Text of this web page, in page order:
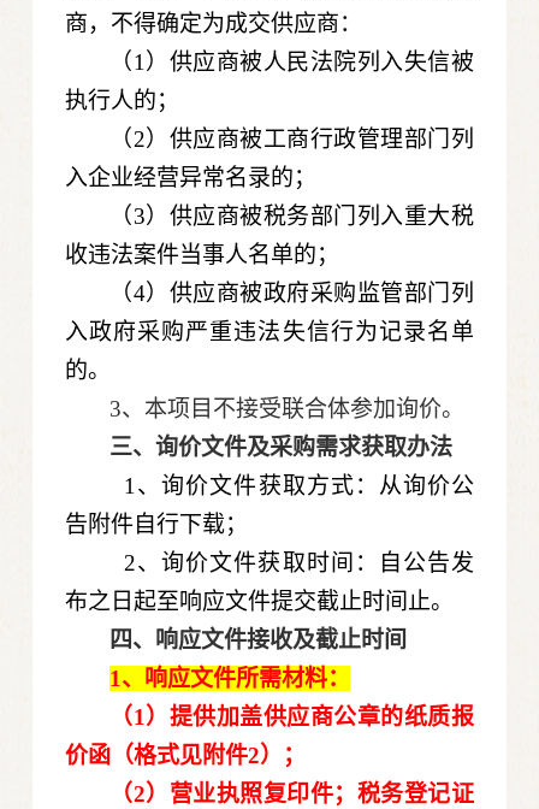
商，不得确定为成交供应商：
（1）供应商被人民法院列入失信被
执行人的；
（2）供应商被工商行政管理部门列
入企业经营异常名录的；
（3）供应商被税务部门列入重大税
收违法案件当事人名单的；
（4）供应商被政府采购监管部门列
入政府采购严重违法失信行为记录名单
的。
3、本项目不接受联合体参加询价。
三、询价文件及采购需求获取办法
1、询价文件获取方式： 从询价公
告附件自行下载；
2、询价文件获取时间：自公告发
布之日起至响应文件提交截止时间止。
四、 响应文件接收及截止时间
1、响应文件所需材料：
（1）提供加盖供应商公章的纸质报
价函（格式见附件2）
；
（2）营业执照复印件；税务登记证